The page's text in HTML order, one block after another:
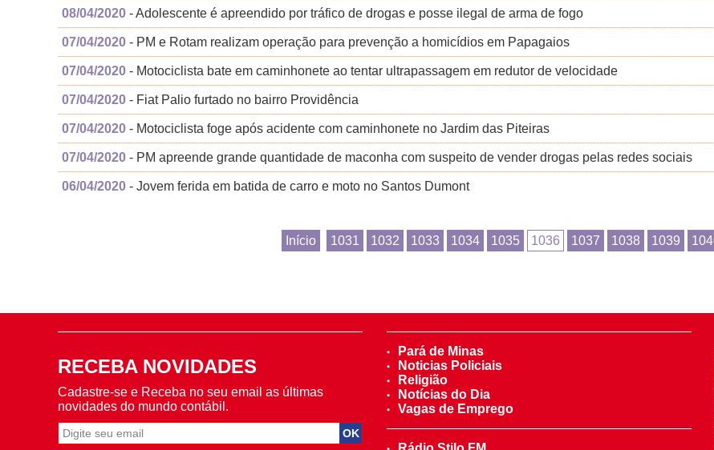
08/04/2020 - Adolescente é apreendido por tráfico de drogas e posse ilegal de arma de fogo
07/04/2020 - PM e Rotam realizam operação para prevenção a homicídios em Papagaios
07/04/2020 - Motociclista bate em caminhonete ao tentar ultrapassagem em redutor de velocidade
07/04/2020 - Fiat Palio furtado no bairro Providência
07/04/2020 - Motociclista foge após acidente com caminhonete no Jardim das Piteiras
07/04/2020 - PM apreende grande quantidade de maconha com suspeito de vender drogas pelas redes sociais
06/04/2020 - Jovem ferida em batida de carro e moto no Santos Dumont
Início 1031 1032 1033 1034 1035 1036 1037 1038 1039
RECEBA NOVIDADES
Cadastre-se e Receba no seu email as últimas
novidades do mundo contábil.
Pará de Minas
Noticias Policiais
Religião
Notícias do Dia
Vagas de Emprego